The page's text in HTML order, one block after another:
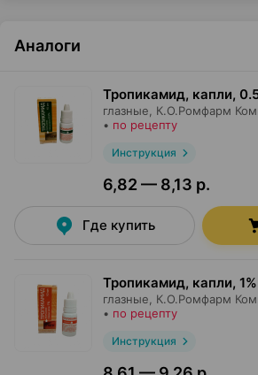
Аналоги
Тропикамид, капли,
глазные, К.О.Ромфарм
• по рецепту
Инструкция
6,82 — 8,13 р.
Где купить
Тропикамид, капли,
глазные, К.О.Ромфарм
• по рецепту
Инструкция